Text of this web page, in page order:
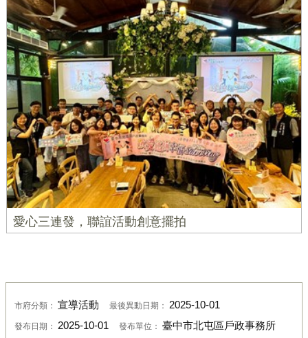
愛心三連發，聯誼活動創意擺拍
市府分類： 宣導活動 最後異動日期： 2025-10-01
發布日期： 2025-10-01 發布單位： 臺中市北屯區戶政事務所